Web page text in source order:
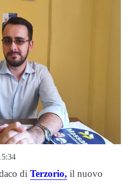
di Terzorio, il nuovo